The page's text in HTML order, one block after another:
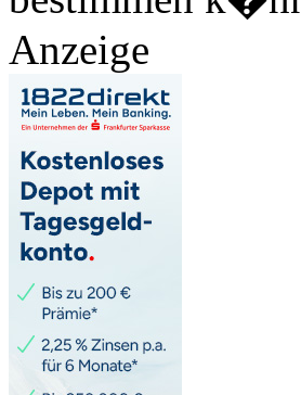
Anzeige